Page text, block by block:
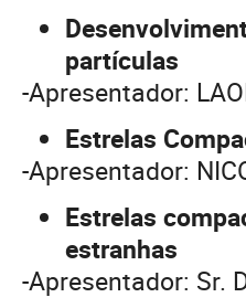
partículas
-Apresentador:
Estrelas
-Apresentador:
Estrelas
estranhas
-Apresentador: Sr.